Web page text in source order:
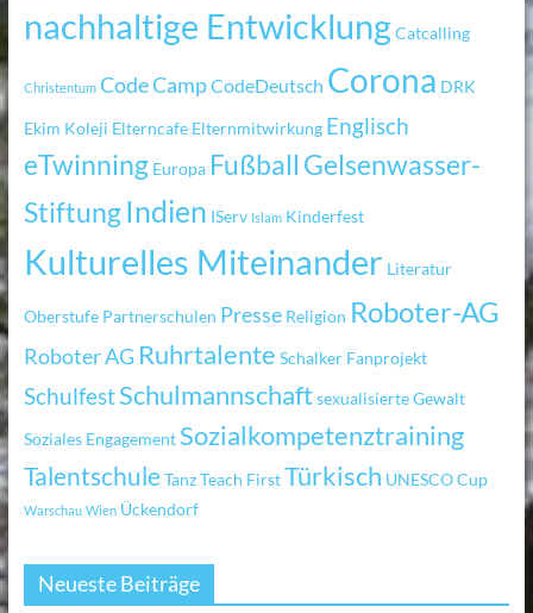
nachhaltige EntwicklungCatcalling
Christentum Code CampCodeDeutsch Corona DRK
Ekim Koleji Elterncafe Elternmitwirkung Englisch
eTwinning Europa Fußball Gelsenwasser-
StiftungIndien IServ Islam Kinderfest
Kulturelles Miteinander Literatur
Oberstufe Partnerschulen Presse Religion Roboter-AG
Roboter AG Ruhrtalente Schalker Fanprojekt
SchulfestSchulmannschaftsexualisierte Gewalt
Soziales Engagement Sozialkompetenztraining
TalentschuleTanzTeach FirstTürkisch UNESCO Cup
Warschau Wien Ückendorf
Neueste Beiträge